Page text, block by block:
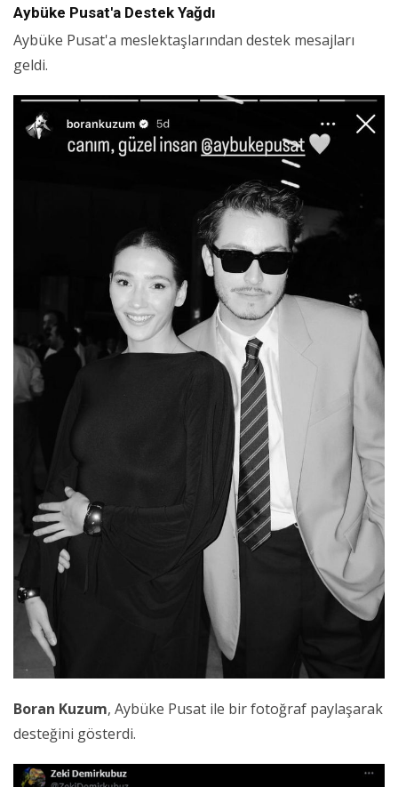
Aybüke Pusat'a Destek Yağdı
Aybüke Pusat'a meslektaşlarından destek mesajları
geldi.
Boran Kuzum, Aybüke Pusat ile bir fotoğraf paylaşarak
desteğini gösterdi.